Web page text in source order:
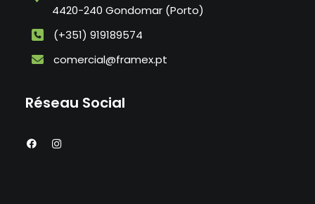
4420-240 Gondomar (Porto)
(+351) 919189574
comercial@framex.pt
Réseau Social